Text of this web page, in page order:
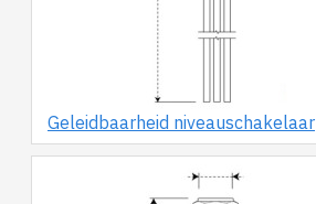
Geleidbaarheid niveauschakelaar